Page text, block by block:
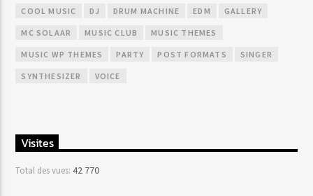
COOL MUSIC DJ DRUM MACHINE EDM GALLERY
MC SOLAAR MUSIC CLUB MUSIC THEMES
MUSIC WP THEMES PARTY POST FORMATS SINGER
SYNTHESIZER VOICE
Visites
Total des vues:42 770